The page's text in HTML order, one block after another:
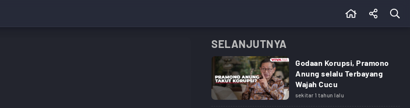
SELANJUTNYA
Godaan Korupsi, Pramono
Anung selalu Terbayang
Wajah Cucu
sekitar 1 tahun lalu